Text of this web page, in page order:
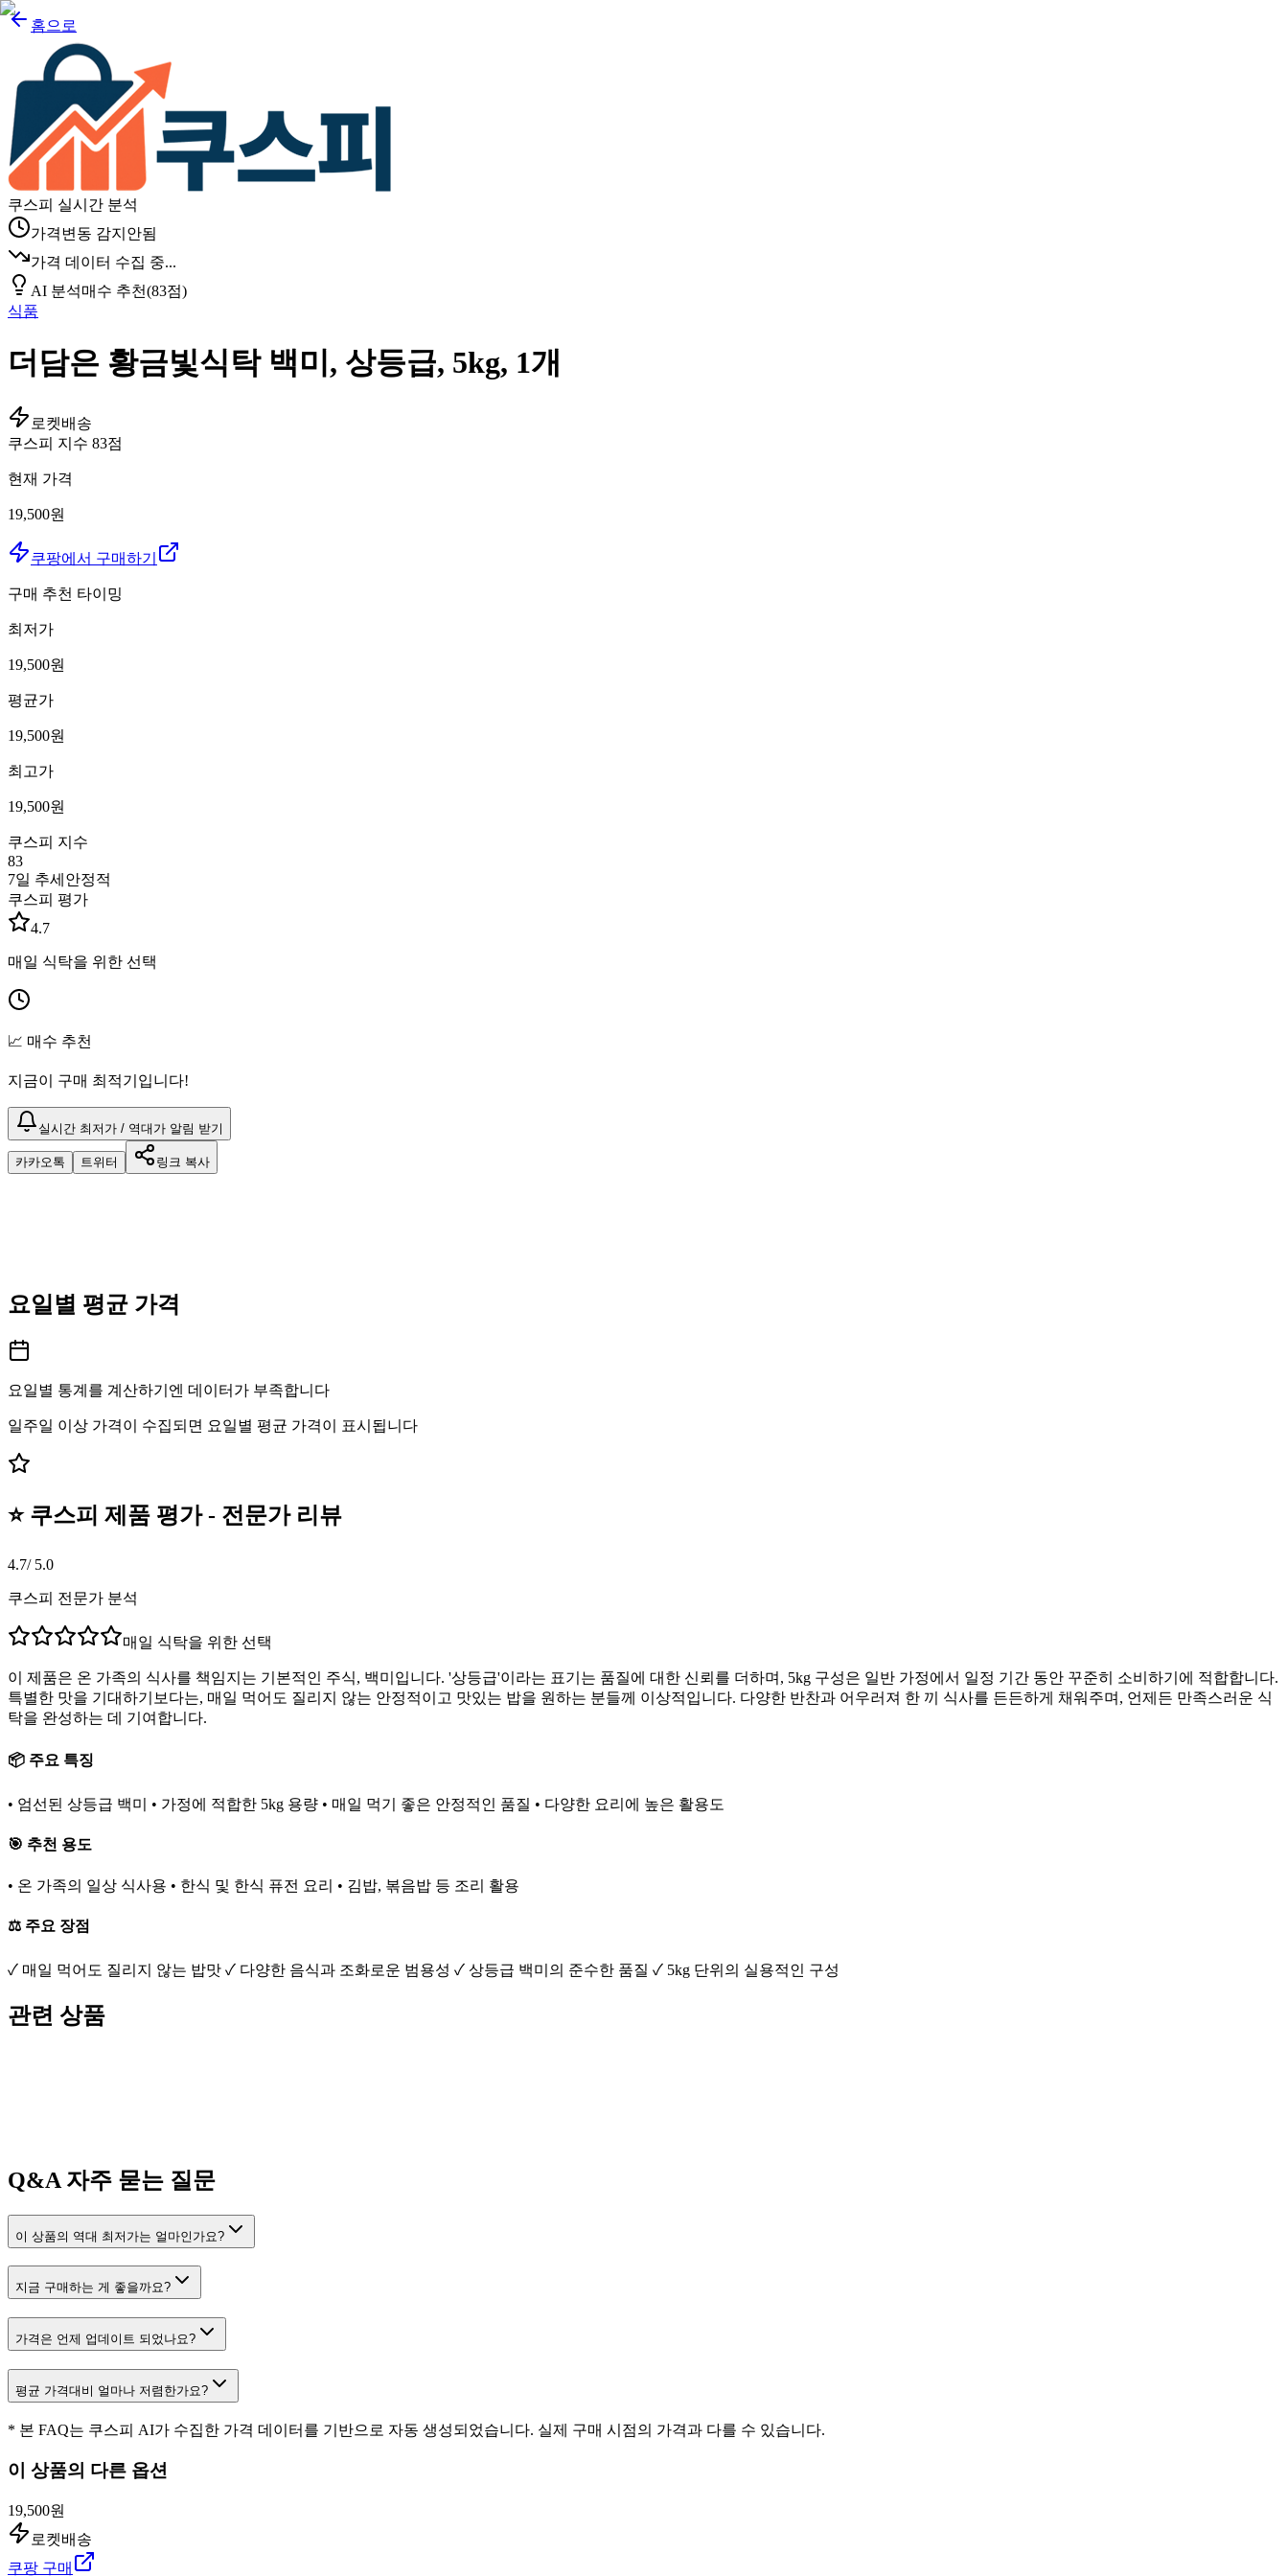
홈으로
쿠스피 실시간 분석
가격변동 감지안됨
가격 데이터 수집 중...
AI 분석매수 추천(83점)
식품
더담은 황금빛식탁 백미, 상등급, 5kg, 1개
로켓배송
쿠스피 지수 83점
현재 가격
19,500원
쿠팡에서 구매하기
구매 추천 타이밍
최저가
19,500원
평균가
19,500원
최고가
19,500원
쿠스피 지수
83
7일 추세 안정적
쿠스피 평가
4.7
매일 식탁을 위한 선택
📈 매수 추천
지금이 구매 최적기입니다!
실시간 최저가 / 역대가 알림 받기
카카오톡 트위터 링크 복사
요일별 평균 가격
요일별 통계를 계산하기엔 데이터가 부족합니다
일주일 이상 가격이 수집되면 요일별 평균 가격이 표시됩니다
⭐ 쿠스피 제품 평가 - 전문가 리뷰
4.7/ 5.0
쿠스피 전문가 분석
매일 식탁을 위한 선택
이 제품은 온 가족의 식사를 책임지는 기본적인 주식, 백미입니다. '상등급'이라는 표기는 품질에 대한 신뢰를 더하며, 5kg 구성은 일반 가정에서 일정 기간 동안 꾸준히 소비하기에 적합합니다.
특별한 맛을 기대하기보다는, 매일 먹어도 질리지 않는 안정적이고 맛있는 밥을 원하는 분들께 이상적입니다. 다양한 반찬과 어우러져 한 끼 식사를 든든하게 채워주며, 언제든 만족스러운 식
탁을 완성하는 데 기여합니다.
📦 주요 특징
• 엄선된 상등급 백미 • 가정에 적합한 5kg 용량 • 매일 먹기 좋은 안정적인 품질 • 다양한 요리에 높은 활용도
🎯 추천 용도
• 온 가족의 일상 식사용 • 한식 및 한식 퓨전 요리 • 김밥, 볶음밥 등 조리 활용
⚖️ 주요 장점
✓ 매일 먹어도 질리지 않는 밥맛 ✓ 다양한 음식과 조화로운 범용성 ✓ 상등급 백미의 준수한 품질 ✓ 5kg 단위의 실용적인 구성
관련 상품
Q&A 자주 묻는 질문
이 상품의 역대 최저가는 얼마인가요?
지금 구매하는 게 좋을까요?
가격은 언제 업데이트 되었나요?
평균 가격대비 얼마나 저렴한가요?
* 본 FAQ는 쿠스피 AI가 수집한 가격 데이터를 기반으로 자동 생성되었습니다. 실제 구매 시점의 가격과 다를 수 있습니다.
이 상품의 다른 옵션
19,500원
로켓배송
쿠팡 구매